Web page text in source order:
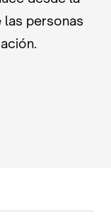
las personas